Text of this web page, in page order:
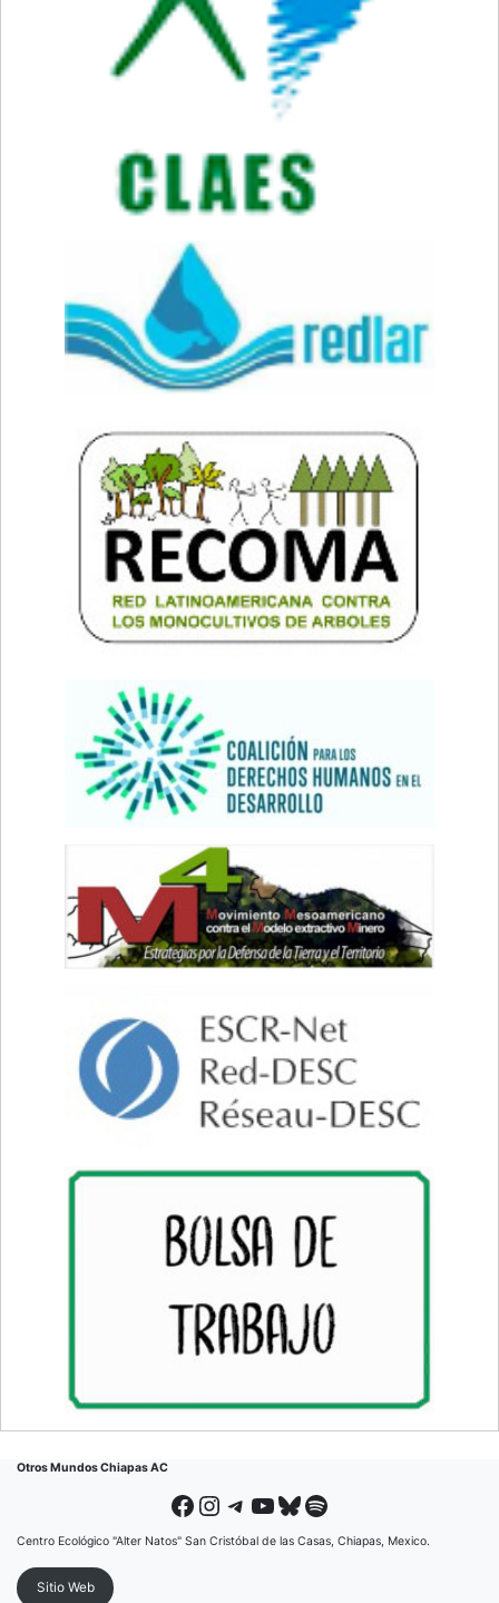
Otros Mundos Chiapas AC
Facebook Instagram Telegram YouTube Bluesky Spotify
Centro Ecológico "Alter Natos" San Cristóbal de las Casas, Chiapas, Mexico.
Sitio Web